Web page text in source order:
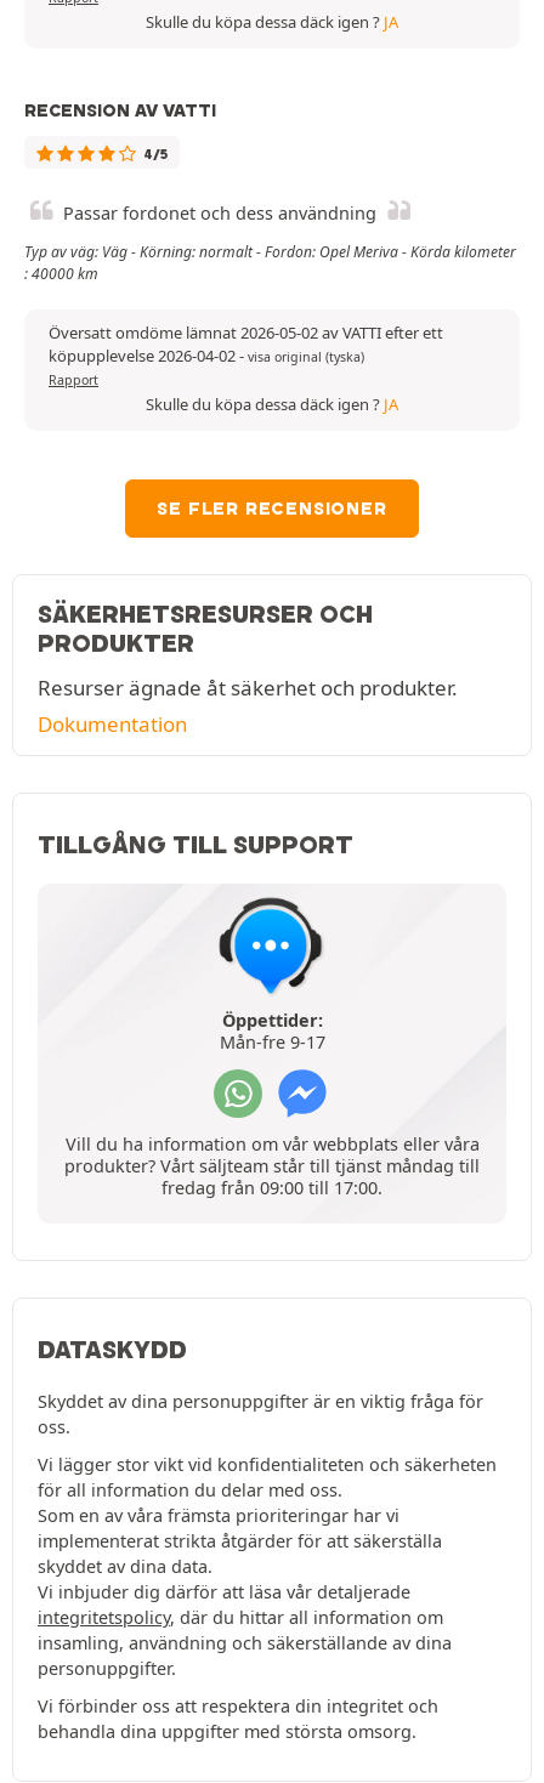
Skulle du köpa dessa däck igen ? JA
RECENSION AV VATTI
4/5
Passar fordonet och dess användning
Typ av väg: Väg - Körning: normalt - Fordon: Opel Meriva - Körda kilometer
: 40000 km
Översatt omdöme lämnat 2026-05-02 av VATTI efter ett
köpupplevelse 2026-04-02- visa original (tyska)
Rapport
Skulle du köpa dessa däck igen ? JA
SE FLER RECENSIONER
SÄKERHETSRESURSER OCH
PRODUKTER
Resurser ägnade åt säkerhet och produkter.
Dokumentation
TILLGÅNG TILL SUPPORT
Öppettider:
Mån-fre 9-17
Vill du ha information om vår webbplats eller våra
produkter? Vårt säljteam står till tjänst måndag till
fredag från 09:00 till 17:00.
DATASKYDD
Skyddet av dina personuppgifter är en viktig fråga för
oss.
Vi lägger stor vikt vid konfidentialiteten och säkerheten
för all information du delar med oss.
Som en av våra främsta prioriteringar har vi
implementerat strikta åtgärder för att säkerställa
skyddet av dina data.
Vi inbjuder dig därför att läsa vår detaljerade
integritetspolicy, där du hittar all information om
insamling, användning och säkerställande av dina
personuppgifter.
Vi förbinder oss att respektera din integritet och
behandla dina uppgifter med största omsorg.